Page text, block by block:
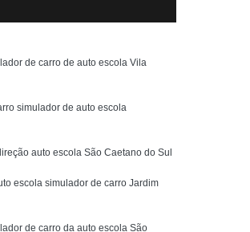
Reciclagem
Habilitação
de CNH
Auto Escola
Categoria D
de Moto
Definitiva
de carro de auto escola Vila
simulador de auto escola
auto escola São Caetano do Sul
escola simulador de carro Jardim
de carro da auto escola São